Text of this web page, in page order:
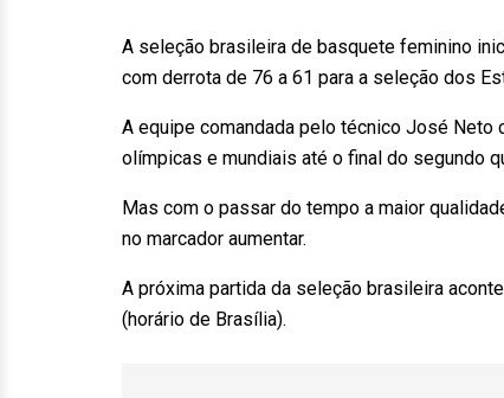
A seleção brasileira de basquete feminino
com derrota de 76 a 61 para a seleção dos
A equipe comandada pelo técnico José Neto
olímpicas e mundiais até o final do segundo
Mas com o passar do tempo a maior
no marcador aumentar.
A próxima partida da seleção brasileira
(horário de Brasília).